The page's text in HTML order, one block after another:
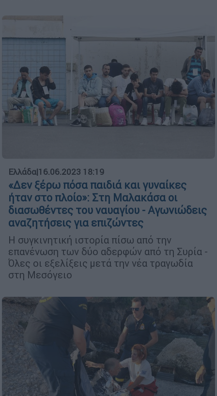
Ελλάδα|16.06.2023 18:19
«Δεν ξέρω πόσα παιδιά και γυναίκες
ήταν στο πλοίο»: Στη Μαλακάσα οι
διασωθέντες του ναυαγίου - Αγωνιώδεις
αναζητήσεις για επιζώντες
Η συγκινητική ιστορία πίσω από την
επανένωση των δύο αδερφών από τη Συρία -
Όλες οι εξελίξεις μετά την νέα τραγωδία
στη Μεσόγειο